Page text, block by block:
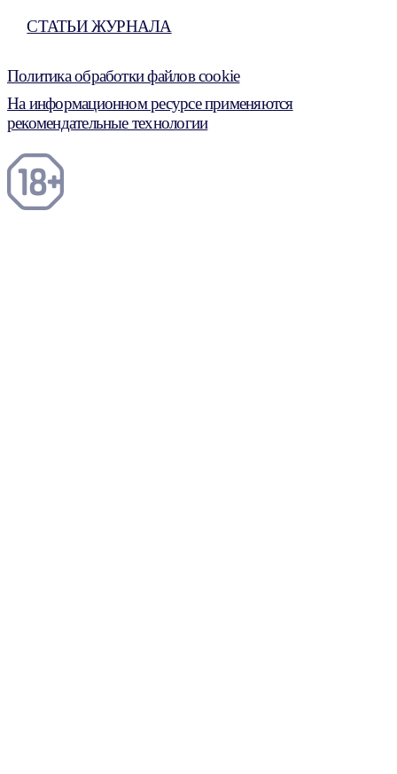
СТАТЬИ ЖУРНАЛА
Политика обработки файлов cookie
На информационном ресурсе применяются
рекомендательные технологии